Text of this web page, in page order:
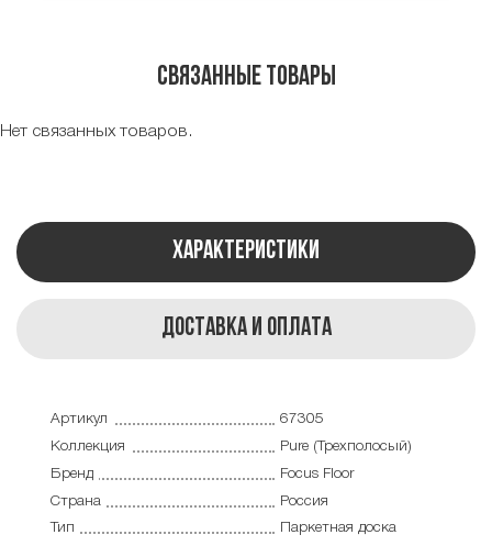
Связанные товары
Нет связанных товаров.
Характеристики
Доставка и оплата
Артикул
67305
Коллекция
Pure (Трехполосый)
Бренд
Focus Floor
Страна
Россия
Тип
Паркетная доска